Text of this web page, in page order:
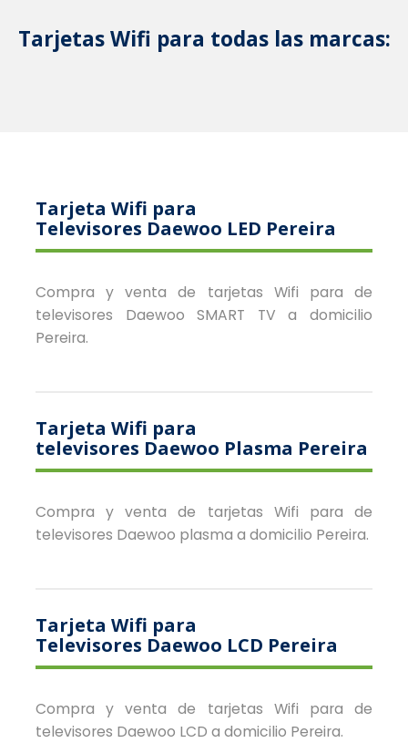
Tarjetas Wifi para todas las marcas:
Tarjeta Wifi para
Televisores Daewoo LED Pereira
Compra y venta de tarjetas Wifi para de
televisores Daewoo SMART TV a domicilio
Pereira.
Tarjeta Wifi para
televisores Daewoo Plasma Pereira
Compra y venta de tarjetas Wifi para de
televisores Daewoo plasma a domicilio Pereira.
Tarjeta Wifi para
Televisores Daewoo LCD Pereira
Compra y venta de tarjetas Wifi para de
televisores Daewoo LCD a domicilio Pereira.